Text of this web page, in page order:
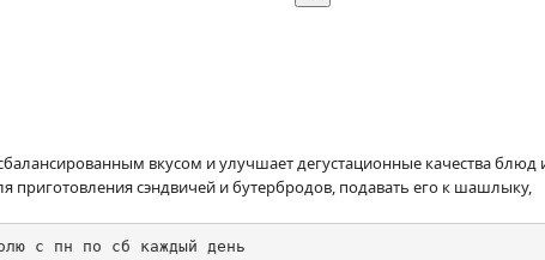
вкусом и улучшает дегустационные качества блюд
сэндвичей и бутербродов, подавать его к шашлыку,
с пн по сб каждый день